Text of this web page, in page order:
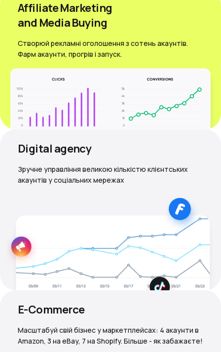
Affiliate Marketing
and Media Вuying
Створюй рекламні оголошення з сотень акаунтів.
Фарм акаунти, прогрів і запуск.
Digital agency
Зручне управління великою кількістю клієнтських
акаунтів у соціальних мережах
E-Commerce
Масштабуй свій бізнес у маркетплейсах: 4 акаунти в
Amazon, 3 на eBay, 7 на Shopify. Більше - як забажаєте!